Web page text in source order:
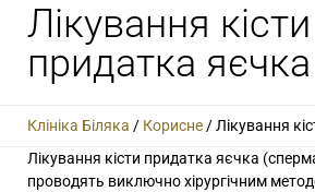
Лікування кісти
придатка яєчка
Клініка Біляка / Корисне/Лікування
Лікування кісти придатка яєчка
проводять виключно хірургічним